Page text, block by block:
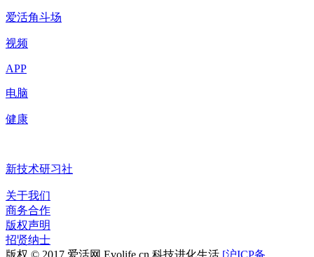
爱活角斗场
视频
APP
电脑
健康
新技术研习社
关于我们
商务合作
版权声明
招贤纳士